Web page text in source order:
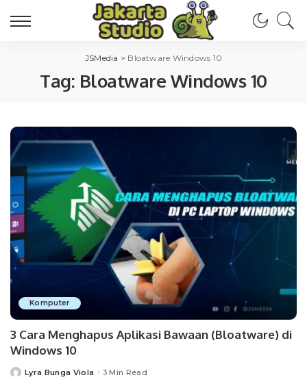
JSMedia > Bloatware Windows 10
Tag: Bloatware Windows 10
Komputer
3 Cara Menghapus Aplikasi Bawaan (Bloatware) di
Windows 10
PostedLyra Bunga Viola 3 Min Read